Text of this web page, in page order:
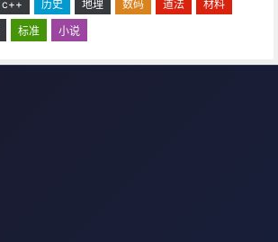
c++ 历史 地理 数码 道法
材料
标准 小说